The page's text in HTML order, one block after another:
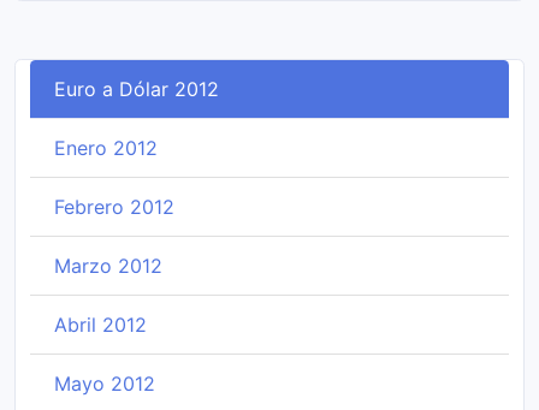
Euro a Dólar 2012
Enero 2012
Febrero 2012
Marzo 2012
Abril 2012
Mayo 2012